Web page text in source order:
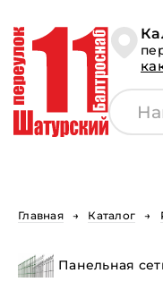
Главная Каталог
Панельная